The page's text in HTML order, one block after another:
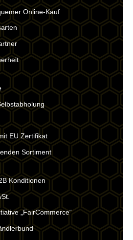
Online-Kauf
EU Zertifikat
Sortiment
Konditionen
„FairCommerce“